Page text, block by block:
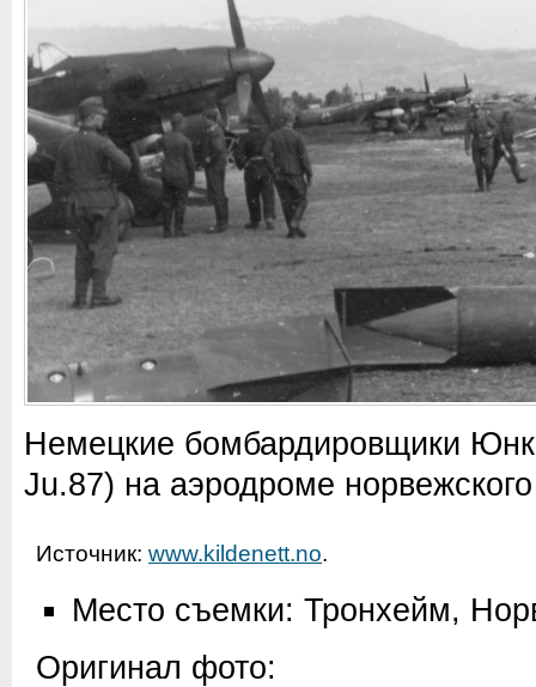
Немецкие бомбардировщики
Ju.87) на аэродроме
Источник: www.kildenett.no.
Место съемки: Тронхейм,
Оригинал фото: